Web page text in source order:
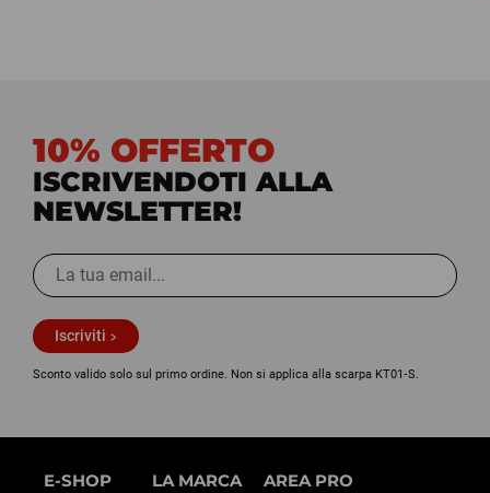
10% OFFERTO
ISCRIVENDOTI ALLA
NEWSLETTER!
Iscriviti
Sconto valido solo sul primo ordine. Non si applica alla scarpa KT01‑S.
E-SHOP LA MARCA AREA PRO